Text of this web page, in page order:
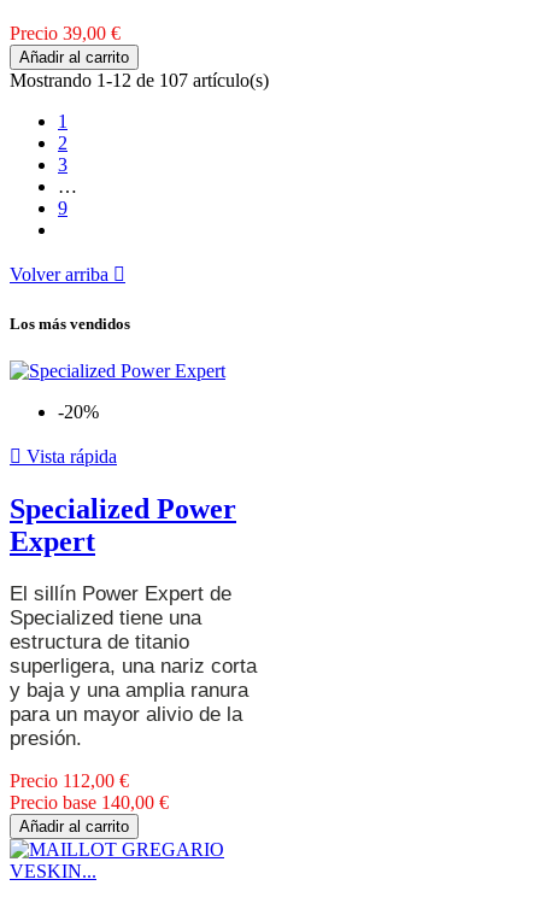
Precio 39,00 €
Añadir al carrito
Mostrando 1-12 de 107 artículo(s)
1
2
3
…
9
Volver arriba 
Los más vendidos
-20%
 Vista rápida
Specialized Power
Expert
El sillín Power Expert de
Specialized tiene una
estructura de titanio
superligera, una nariz corta
y baja y una amplia ranura
para un mayor alivio de la
presión.
Precio 112,00 €
Precio base 140,00 €
Añadir al carrito